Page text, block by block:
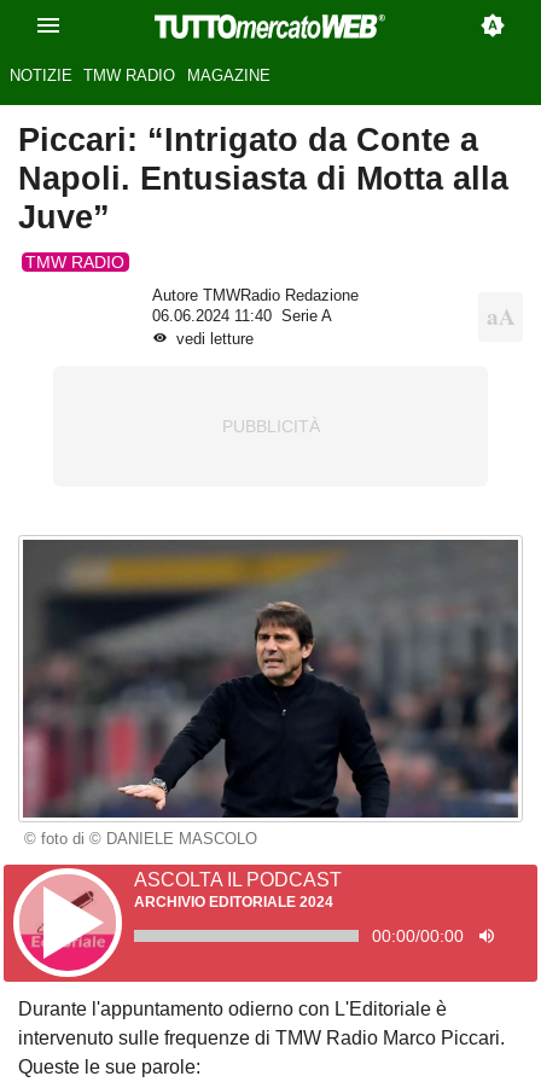
NOTIZIE TMW RADIO MAGAZINE
Piccari: “Intrigato da Conte a
Napoli. Entusiasta di Motta alla
Juve”
TMW RADIO
Autore TMWRadio Redazione
06.06.2024 11:40
Serie A
vedi letture
© foto di © DANIELE MASCOLO
ASCOLTA IL PODCAST
ARCHIVIO EDITORIALE 2024
00:00/00:00
Durante l'appuntamento odierno con L'Editoriale è
intervenuto sulle frequenze di TMW Radio Marco Piccari.
Queste le sue parole: